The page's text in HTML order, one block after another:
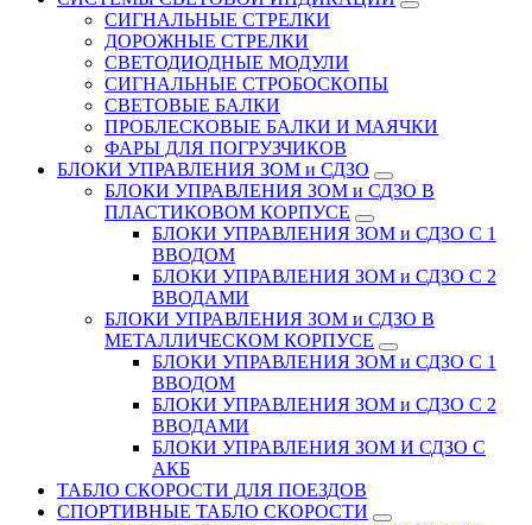
СИГНАЛЬНЫЕ СТРЕЛКИ
ДОРОЖНЫЕ СТРЕЛКИ
СВЕТОДИОДНЫЕ МОДУЛИ
СИГНАЛЬНЫЕ СТРОБОСКОПЫ
СВЕТОВЫЕ БАЛКИ
ПРОБЛЕСКОВЫЕ БАЛКИ И МАЯЧКИ
ФАРЫ ДЛЯ ПОГРУЗЧИКОВ
БЛОКИ УПРАВЛЕНИЯ ЗОМ и СДЗО
БЛОКИ УПРАВЛЕНИЯ ЗОМ и СДЗО В
ПЛАСТИКОВОМ КОРПУСЕ
БЛОКИ УПРАВЛЕНИЯ ЗОМ и СДЗО С 1
ВВОДОМ
БЛОКИ УПРАВЛЕНИЯ ЗОМ и СДЗО С 2
ВВОДАМИ
БЛОКИ УПРАВЛЕНИЯ ЗОМ и СДЗО В
МЕТАЛЛИЧЕСКОМ КОРПУСЕ
БЛОКИ УПРАВЛЕНИЯ ЗОМ и СДЗО С 1
ВВОДОМ
БЛОКИ УПРАВЛЕНИЯ ЗОМ и СДЗО С 2
ВВОДАМИ
БЛОКИ УПРАВЛЕНИЯ ЗОМ И СДЗО С
АКБ
ТАБЛО СКОРОСТИ ДЛЯ ПОЕЗДОВ
СПОРТИВНЫЕ ТАБЛО СКОРОСТИ